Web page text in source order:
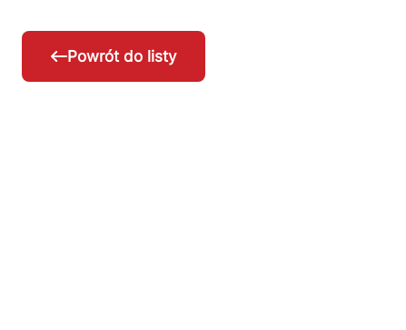
Powrót do listy